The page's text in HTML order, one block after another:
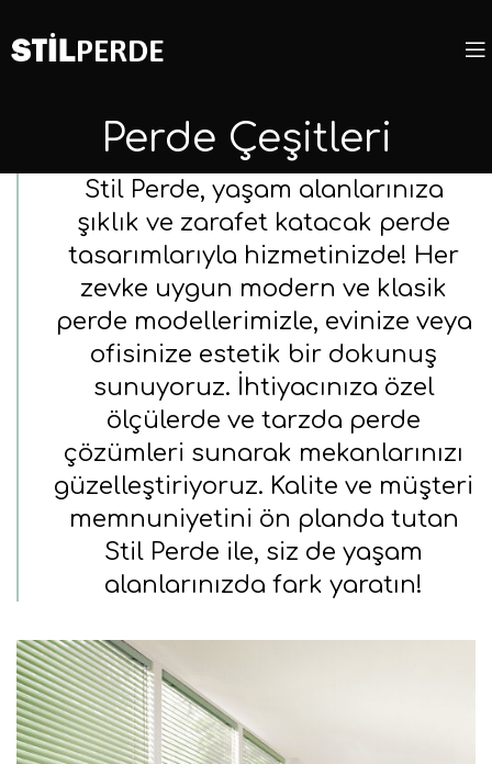
Perde Çeşitleri
Stil Perde, yaşam alanlarınıza
şıklık ve zarafet katacak perde
tasarımlarıyla hizmetinizde! Her
zevke uygun modern ve klasik
perde modellerimizle, evinize veya
ofisinize estetik bir dokunuş
sunuyoruz. İhtiyacınıza özel
ölçülerde ve tarzda perde
çözümleri sunarak mekanlarınızı
güzelleştiriyoruz. Kalite ve müşteri
memnuniyetini ön planda tutan
Stil Perde ile, siz de yaşam
alanlarınızda fark yaratın!